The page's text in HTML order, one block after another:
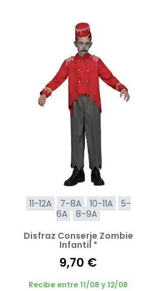
11-12A 7-8A 10-11A
5-
6A
8-9A
Disfraz Conserje Zombie
Infantil *
9,70 €
Recibe entre 11/08 y 12/08